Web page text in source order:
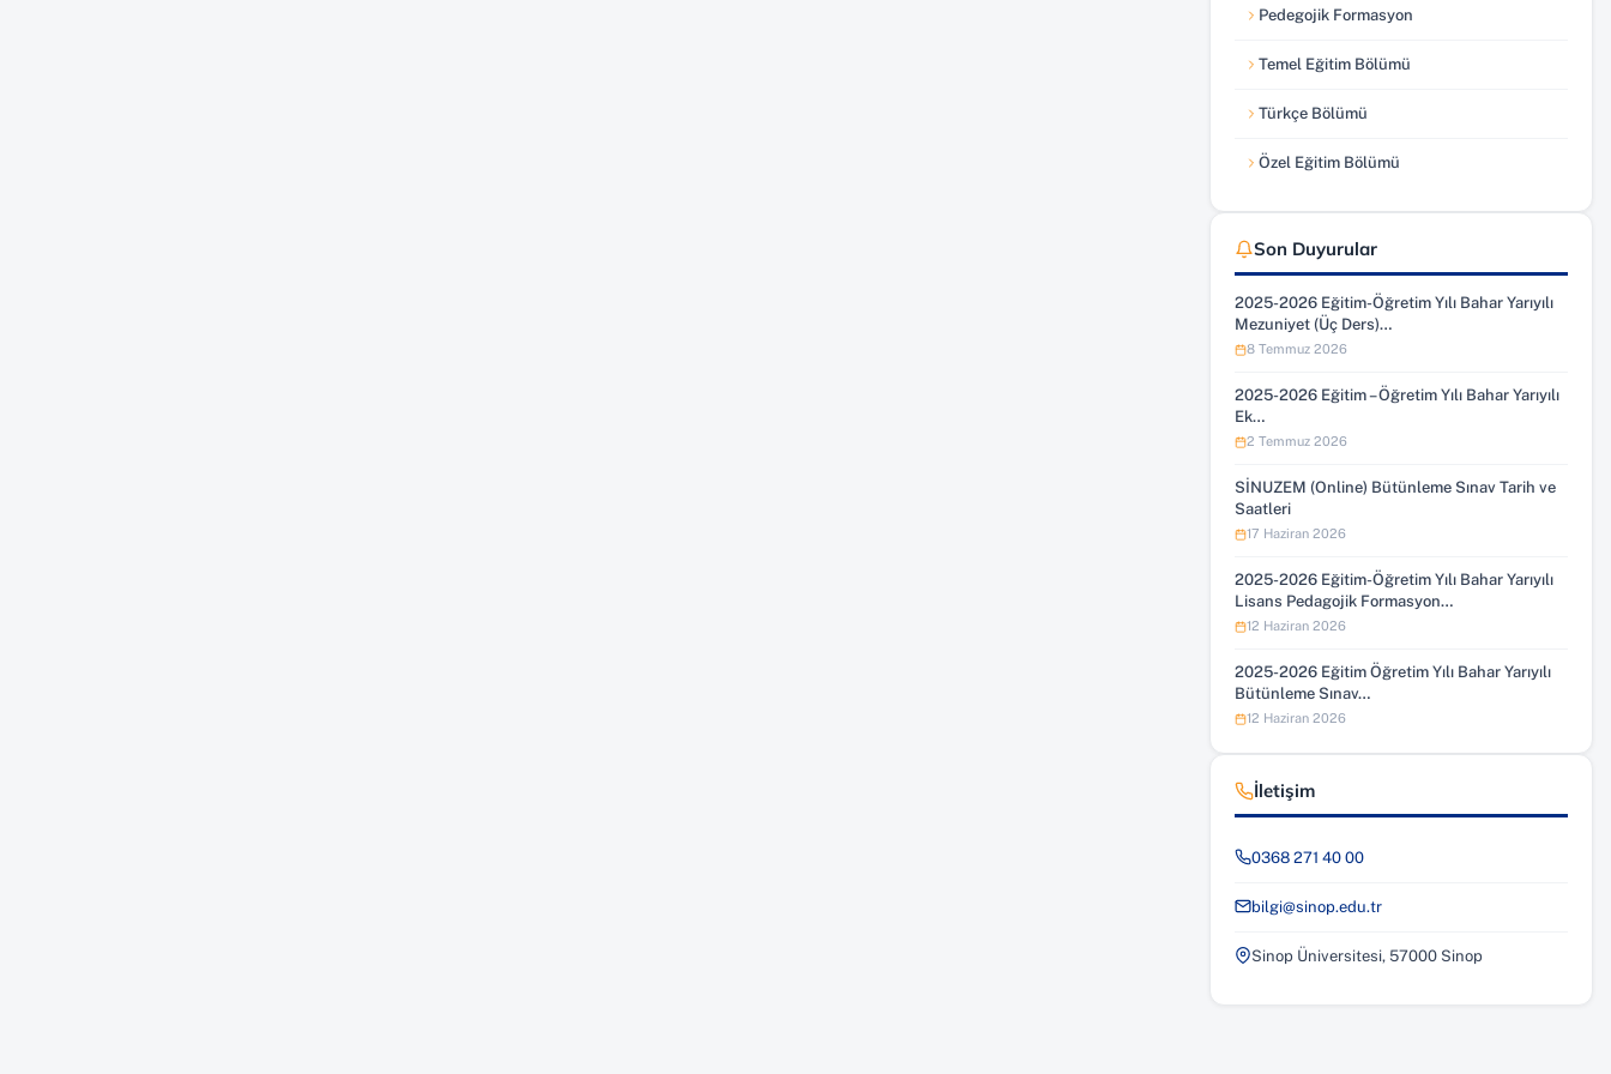
Pedegojik Formasyon
Temel Eğitim Bölümü
Türkçe Bölümü
Özel Eğitim Bölümü
Son Duyurular
2025-2026 Eğitim-Öğretim Yılı Bahar Yarıyılı
Mezuniyet (Üç Ders)…
8 Temmuz 2026
2025-2026 Eğitim – Öğretim Yılı Bahar Yarıyılı
Ek…
2 Temmuz 2026
SİNUZEM (Online) Bütünleme Sınav Tarih ve
Saatleri
17 Haziran 2026
2025-2026 Eğitim-Öğretim Yılı Bahar Yarıyılı
Lisans Pedagojik Formasyon…
12 Haziran 2026
2025-2026 Eğitim Öğretim Yılı Bahar Yarıyılı
Bütünleme Sınav…
12 Haziran 2026
İletişim
0368 271 40 00
bilgi@sinop.edu.tr
Sinop Üniversitesi, 57000 Sinop